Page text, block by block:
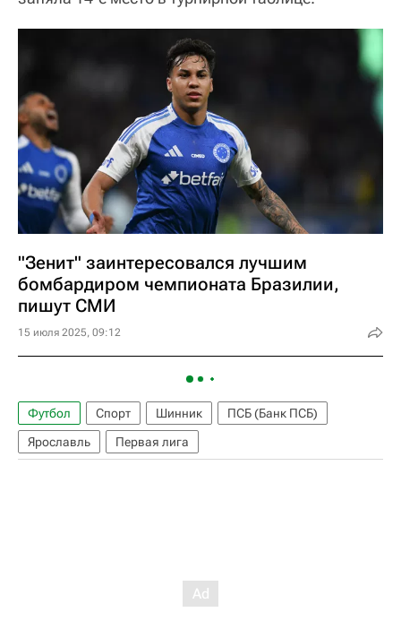
"Зенит" заинтересовался лучшим
бомбардиром чемпионата Бразилии,
пишут СМИ
15 июля 2025, 09:12
Футбол Спорт Шинник
ПСБ (Банк ПСБ)
Ярославль
Первая лига